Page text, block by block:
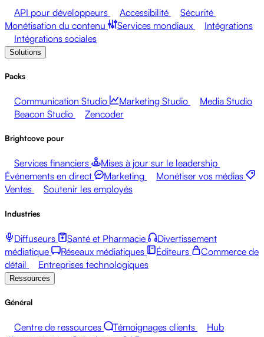
API pour développeurs Accessibilité
Sécurité
Monétisation du contenu
Services mondiaux
Intégrations
Intégrations sociales
Solutions
Packs
Communication Studio Marketing Studio
Media Studio
Beacon Studio
Zencoder
Brightcove pour
Services financiers
Mises à jour sur le leadership
Événements en direct
Marketing
Monétiser vos médias
Ventes
Soutenir les employés
Industries
Diffuseurs Santé et Pharmacie
Divertissement
médiatique
Réseaux médiatiques Éditeurs
Commerce de
détail
Entreprises technologiques
Ressources
Général
Centre de ressources Témoignages clients
Hub